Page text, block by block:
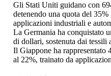
Gli Stati Uniti guidano con
detenendo una quota del
applicazioni industriali e
La Germania ha conquistato
di dollari, sostenuta dai tessili
Il Giappone ha
al 22%, trainato da